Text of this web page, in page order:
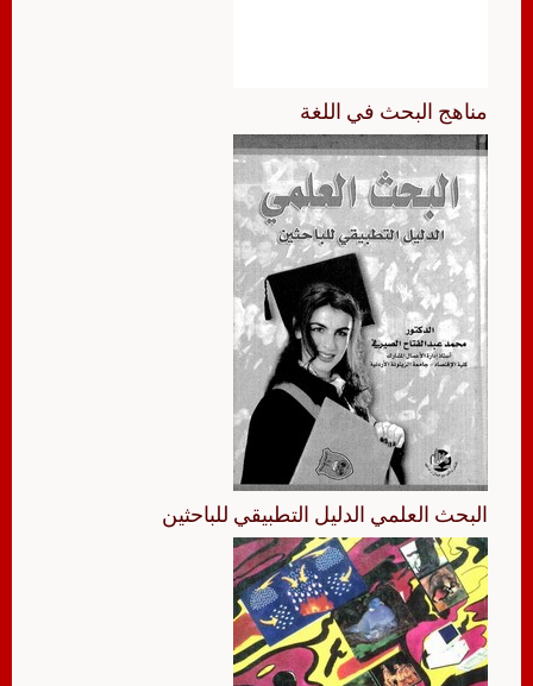
مناهج البحث في اللغة
البحث العلمي الدليل التطبيقي للباحثين